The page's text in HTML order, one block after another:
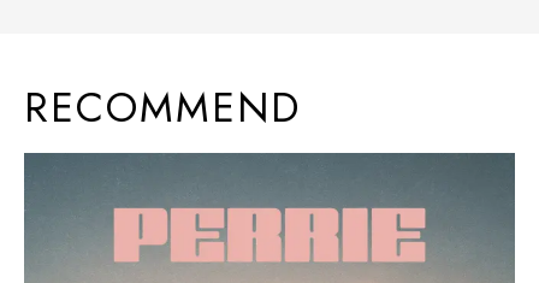
RECOMMEND